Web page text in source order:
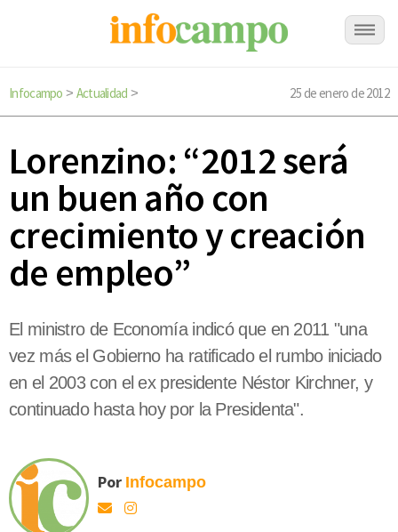
Infocampo > Actualidad > 25 de enero de 2012
Lorenzino: “2012 será
un buen año con
crecimiento y creación
de empleo”
El ministro de Economía indicó que en 2011 "una
vez más el Gobierno ha ratificado el rumbo iniciado
en el 2003 con el ex presidente Néstor Kirchner, y
continuado hasta hoy por la Presidenta".
Por Infocampo